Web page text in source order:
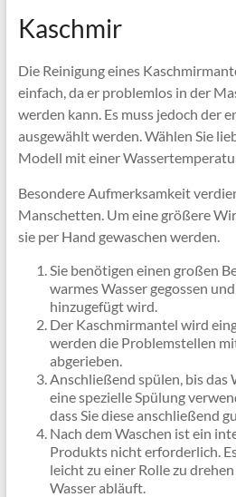
Kaschmir
Die Reinigung eines
einfach, da er problemlos in der
werden kann. Es muss jedoch der
ausgewählt werden. Wählen Sie
Modell mit einer
Besondere Aufmerksamkeit
Manschetten. Um eine größere
sie per Hand gewaschen werden.
Sie benötigen einen großen
warmes Wasser gegossen
hinzugefügt wird.
Der Kaschmirmantel wird
werden die Problemstellen
abgerieben.
Anschließend spülen, bis das
eine spezielle Spülung
dass Sie diese anschließend
Nach dem Waschen ist ein
Produkts nicht erforderlich.
leicht zu einer Rolle zu
Wasser abläuft.